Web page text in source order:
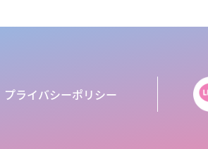
プライバシーポリシー